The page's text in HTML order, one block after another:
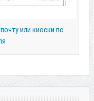
или киоски по